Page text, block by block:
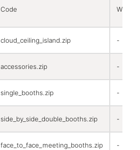
Code Width
cloud_ceiling_island.zip -
accessories.zip -
single_booths.zip -
side_by_side_double_booths.zip -
face_to_face_meeting_booths.zip -